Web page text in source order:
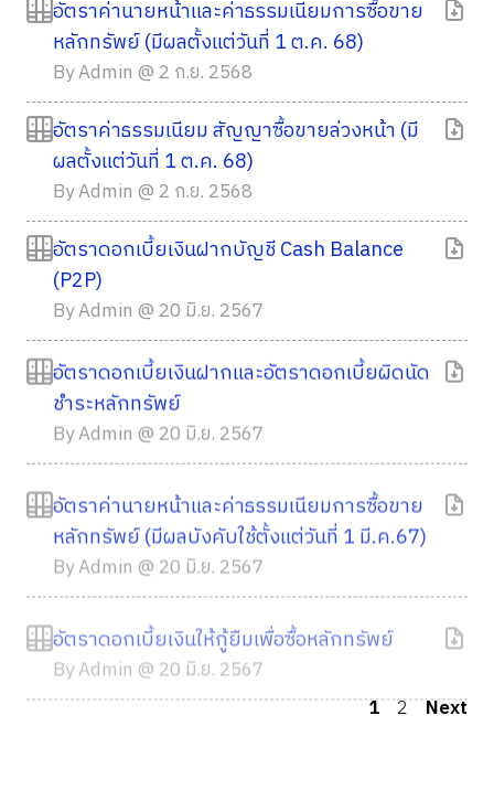
อัตราค่านายหน้าและค่าธรรมเนียมการซื้อขาย
หลักทรัพย์ (มีผลตั้งแต่วันที่ 1 ต.ค. 68)
By Admin @ 2 ก.ย. 2568
อัตราค่าธรรมเนียม สัญญาซื้อขายล่วงหน้า (มี
ผลตั้งแต่วันที่ 1 ต.ค. 68)
By Admin @ 2 ก.ย. 2568
อัตราดอกเบี้ยเงินฝากบัญชี Cash Balance
(P2P)
By Admin @ 20 มิ.ย. 2567
อัตราดอกเบี้ยเงินฝากและอัตราดอกเบี้ยผิดนัด
ชำระหลักทรัพย์
By Admin @ 20 มิ.ย. 2567
อัตราค่านายหน้าและค่าธรรมเนียมการซื้อขาย
หลักทรัพย์ (มีผลบังคับใช้ตั้งแต่วันที่ 1 มี.ค.67)
By Admin @ 20 มิ.ย. 2567
อัตราดอกเบี้ยเงินให้กู้ยืมเพื่อซื้อหลักทรัพย์
By Admin @ 20 มิ.ย. 2567
1 2 Next